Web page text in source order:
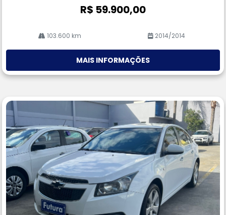
R$ 59.900,00
103.600 km 2014/2014
MAIS INFORMAÇÕES